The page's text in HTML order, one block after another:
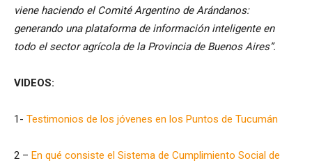
viene haciendo el Comité Argentino de Arándanos:
generando una plataforma de información inteligente en
todo el sector agrícola de la Provincia de Buenos Aires”.
VIDEOS:
1- Testimonios de los jóvenes en los Puntos de Tucumán
2 – En qué consiste el Sistema de Cumplimiento Social de